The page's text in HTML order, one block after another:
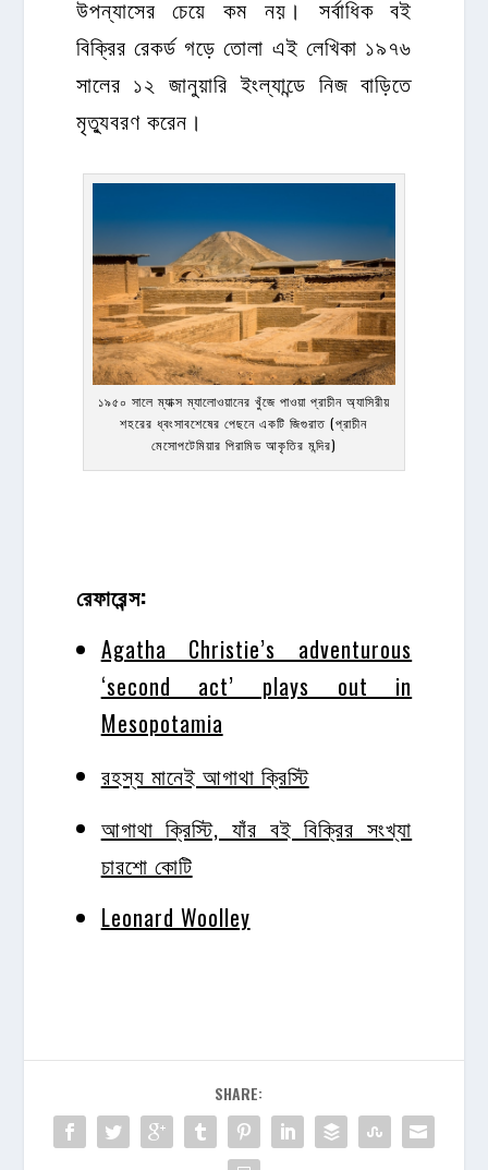
উপন্যাসের চেয়ে কম নয়। সর্বাধিক বই
বিক্রির রেকর্ড গড়ে তোলা এই লেখিকা ১৯৭৬
সালের ১২ জানুয়ারি ইংল্যান্ডে নিজ বাড়িতে
মৃত্যুবরণ করেন।
১৯৫০ সালে ম্যাক্স ম্যালোওয়ানের খুঁজে পাওয়া প্রাচীন অ্যাসিরীয়
শহরের ধ্বংসাবশেষের পেছনে একটি জিগুরাত (প্রাচীন
মেসোপটেমিয়ার পিরামিড আকৃতির মন্দির)
রেফারেন্স:
Agatha Christie’s adventurous
‘second act’ plays out in
Mesopotamia
রহস্য মানেই আগাথা ক্রিস্টি
আগাথা ক্রিস্টি, যাঁর বই বিক্রির সংখ্যা
চারশো কোটি
Leonard Woolley
SHARE: